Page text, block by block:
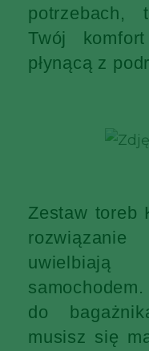
potrzebach,
Twój
płynącą z
Zestaw toreb
do
musisz się